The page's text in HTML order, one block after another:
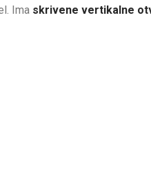
Ima skrivene vertikalne